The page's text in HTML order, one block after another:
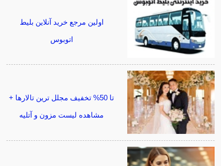
اولین مرجع خرید آنلاین بلیط
اتوبوس
تا 50% تخفیف مجلل ترین تالارها +
مشاهده لیست مزون و آتلیه